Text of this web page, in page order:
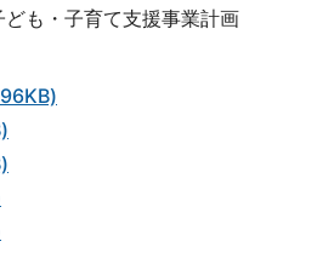
も・子育て支援事業計画